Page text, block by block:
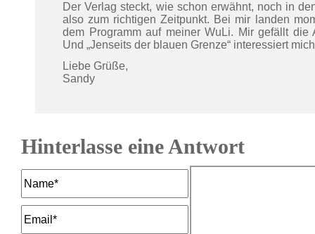
Der Verlag steckt, wie schon erwähnt, noch in
also zum richtigen Zeitpunkt. Bei mir landen
dem Programm auf meiner WuLi. Mir gefällt die
Und „Jenseits der blauen Grenze“ interessiert
Liebe Grüße,
Sandy
Hinterlasse eine Antwort